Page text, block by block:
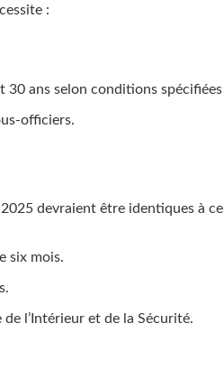
:
30 ans selon conditions
officiers.
devraient être identiques à
six mois.
l’Intérieur et de la Sécurité.